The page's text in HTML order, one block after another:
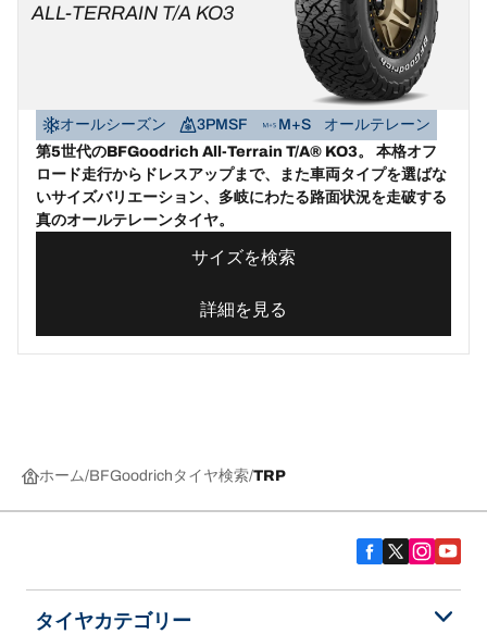
ALL-TERRAIN T/A KO3
オールシーズン 3PMSF M+S
オールテレーン
第5世代のBFGoodrich All-Terrain T/A® KO3。 本格オフ
ロード走行からドレスアップまで、また車両タイプを選ばな
いサイズバリエーション、多岐にわたる路面状況を走破する
真のオールテレーンタイヤ。
サイズを検索
詳細を見る
ホーム BFGoodrichタイヤ検索 TRP
タイヤカテゴリー